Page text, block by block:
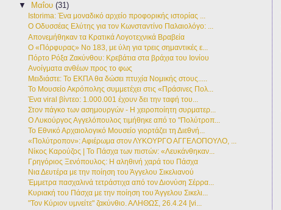
▼
Μαΐου(31)
Istorima: Ένα μοναδικό αρχείο προφορικής ιστορίας ...
Ο Οδυσσέας Ελύτης για τον Κωνσταντίνο Παλαιολόγο: ...
Απονεμήθηκαν τα Κρατικά Λογοτεχνικά Βραβεία
Ο «Πόρφυρας» Νο 183, με ύλη για τρεις σημαντικές ε...
Πόρτο Ρόξα Ζακύνθου: Κρεβάτια στα βράχια του Ιονίου
Ανοίγματα ανθέων προς το φως
Μειδιάστε: Το ΕΚΠΑ θα δώσει πτυχία Νομικής στους.....
Το Μουσείο Ακρόπολης συμμετέχει στις «Πράσινες Πολ...
Ένα viral βίντεο: 1.000.001 έχουν δει την ταφή του...
Στον πάγκο των ασημουργών - Η χειροποίητη συρματερ...
Ο Λυκούργος Αγγελόπουλος τιμήθηκε από το "Πολύτροπ...
Το Εθνικό Αρχαιολογικό Μουσείο γιορτάζει τη Διεθνή...
«Πολύτροπον»: Αφιέρωμα στον ΛΥΚΟΥΡΓΟ ΑΓΓΕΛΟΠΟΥΛΟ, ...
Νίκος Καρούζος | Το Πάσχα των πιστών: «Λευκάνθηκαν...
Γρηγόριος Ξενόπουλος: Η αληθινή χαρά του Πάσχα
Νια Δευτέρα με την ποίηση του Άγγελου Σικελιανού
Έμμετρα πασχαλινά τετράστιχα από τον Διονύση Σέρρα...
Κυριακή του Πάσχα με την ποίηση του Άγγελου Σικελι...
"Τον Κύριον υμνείτε" ζακύνθιο. ΑΛΗΘΩΣ, 26.4.24 [vi...